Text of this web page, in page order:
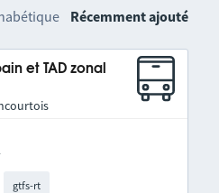
Récemment ajouté
et TAD zonal
gtfs-rt